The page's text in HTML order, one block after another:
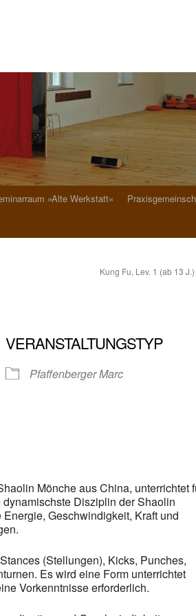
»Alte Werkstatt«
Kung Fu, Lev. 1 (ab 13 J.)
VERANSTALTUNGSTYP
Pfaffenberger Marc
Mönche aus China, unterrichtet
Disziplin der Shaolin
Geschwindigkeit, Kraft und
(Stellungen), Kicks, Punches,
Es wird eine Form unterrichtet
Vorkenntnisse erforderlich.